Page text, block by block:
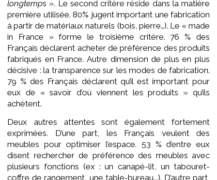
longtemps ». Le second critère réside dans la matière
première utilisée. 80% jugent important une fabrication
à partir de matériaux naturels (bois, pierre…). Le « made
in France » forme le troisième critère. 76 % des
Français déclarent acheter de préférence des produits
fabriqués en France. Autre dimension de plus en plus
décisive : la transparence sur les modes de fabrication.
79 % des Français déclarent qu’il est important pour
eux de « savoir d’où viennent les produits » qu’ils
achètent.
Deux autres attentes sont également fortement
exprimées. D’une part, les Français veulent des
meubles pour optimiser l’espace. 53 % d’entre eux
disent rechercher de préférence des meubles avec
plusieurs fonctions (ex : un canapé-lit, un tabouret-
coffre de rangement, une table-bureau...). D’autre part,